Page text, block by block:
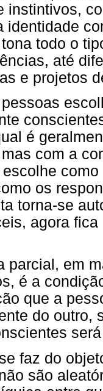
instintivos,
identidade
todo o
até
e projetos
é
com a
os
torna-se
agora
parcial, em
é a
que a
do outro,
faz do
são